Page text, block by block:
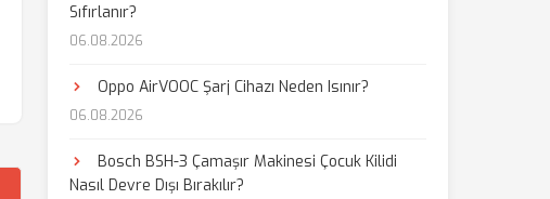
Sıfırlanır?
06.08.2026
Oppo AirVOOC Şarj Cihazı Neden Isınır?
06.08.2026
Bosch BSH-3 Çamaşır Makinesi Çocuk Kilidi
Nasıl Devre Dışı Bırakılır?